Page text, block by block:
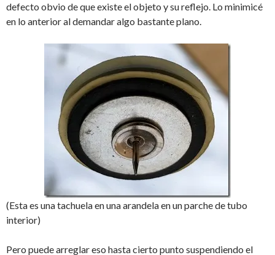
defecto obvio de que existe el objeto y su reflejo. Lo minimicé
en lo anterior al demandar algo bastante plano.
(Esta es una tachuela en una arandela en un parche de tubo
interior)
Pero puede arreglar eso hasta cierto punto suspendiendo el